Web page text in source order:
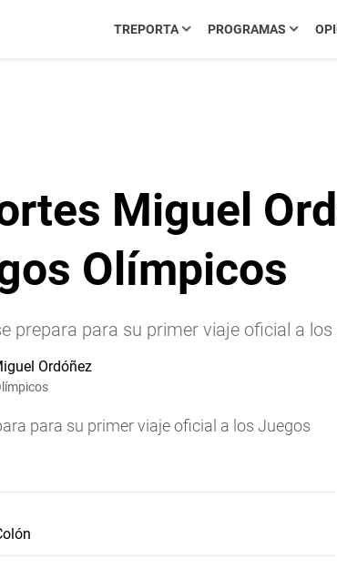
TREPORTA PROGRAMAS
Miguel
Olímpicos
prepara para su primer viaje oficial a
para su primer viaje oficial a los Juegos